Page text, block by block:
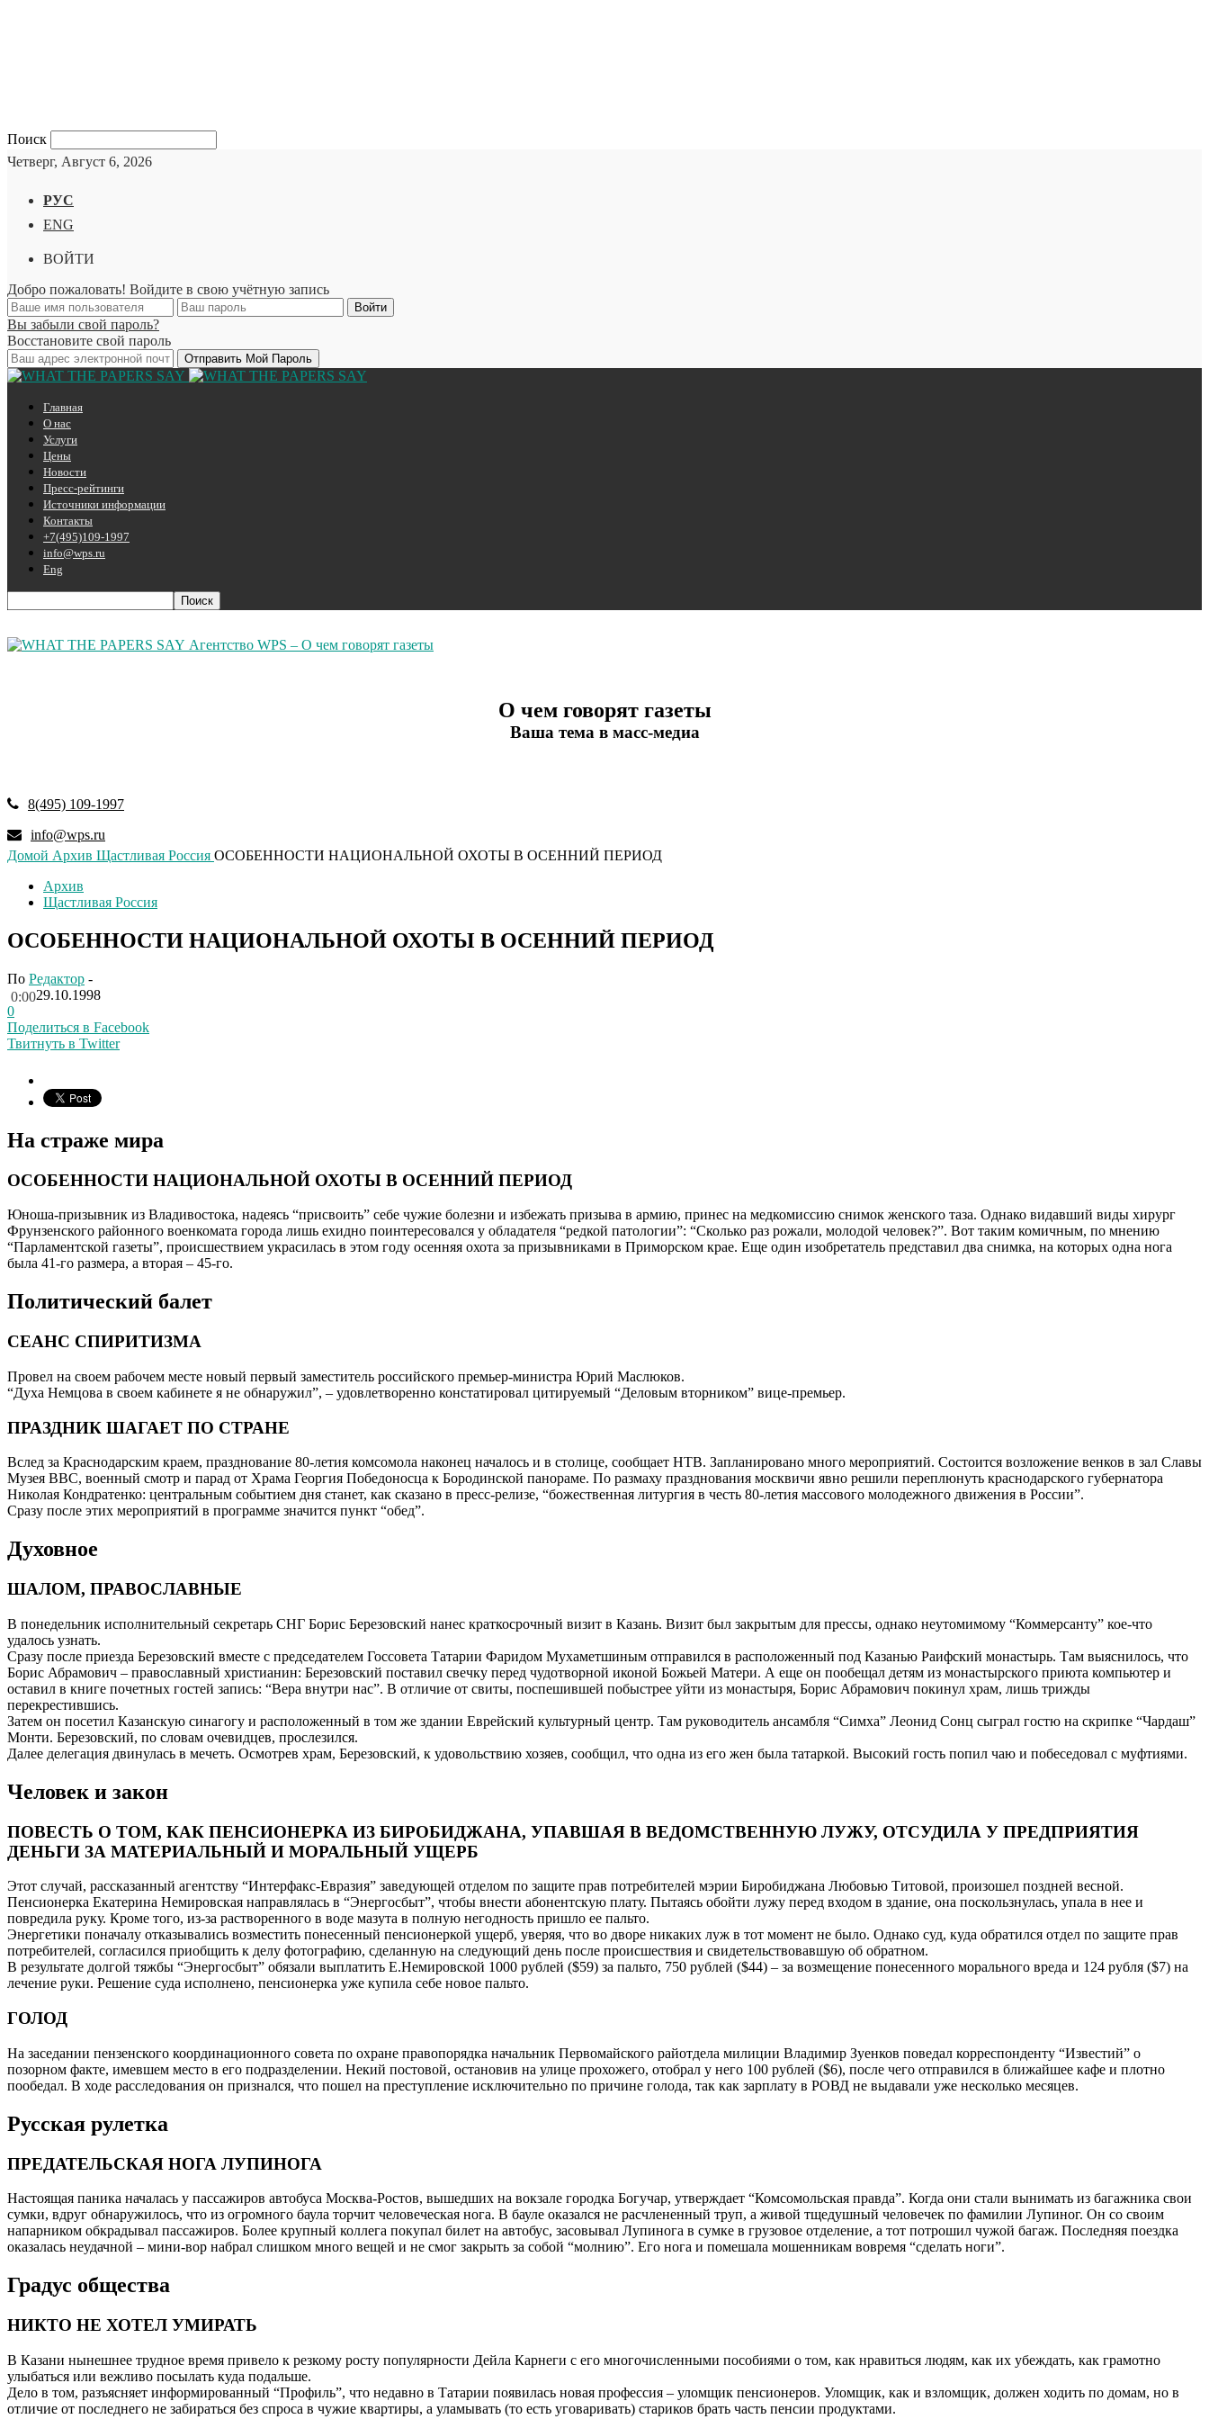
Поиск
Четверг, Август 6, 2026
РУС
ENG
ВОЙТИ
Добро пожаловать! Войдите в свою учётную запись
Вы забыли свой пароль?
Восстановите свой пароль
Главная
О нас
Услуги
Цены
Новости
Пресс-рейтинги
Источники информации
Контакты
+7(495)109-1997
info@wps.ru
Eng
Агентство WPS – О чем говорят газеты
О чем говорят газеты
Ваша тема в масс-медиа
8(495) 109-1997
info@wps.ru
Домой Архив Щастливая Россия ОСОБЕННОСТИ НАЦИОНАЛЬНОЙ ОХОТЫ В ОСЕННИЙ ПЕРИОД
Архив
Щастливая Россия
ОСОБЕННОСТИ НАЦИОНАЛЬНОЙ ОХОТЫ В ОСЕННИЙ ПЕРИОД
По Редактор -
29.10.1998
0:00
0
Поделиться в Facebook
Твитнуть в Twitter
На страже мира
ОСОБЕННОСТИ НАЦИОНАЛЬНОЙ ОХОТЫ В ОСЕННИЙ ПЕРИОД
Юноша-призывник из Владивостока, надеясь “присвоить” себе чужие болезни и избежать призыва в армию, принес на медкомиссию снимок женского таза. Однако видавший виды хирург
Фрунзенского районного военкомата города лишь ехидно поинтересовался у обладателя “редкой патологии”: “Сколько раз рожали, молодой человек?”. Вот таким комичным, по мнению
“Парламентской газеты”, происшествием украсилась в этом году осенняя охота за призывниками в Приморском крае. Еще один изобретатель представил два снимка, на которых одна нога
была 41-го размера, а вторая – 45-го.
Политический балет
СЕАНС СПИРИТИЗМА
Провел на своем рабочем месте новый первый заместитель российского премьер-министра Юрий Маслюков.
“Духа Немцова в своем кабинете я не обнаружил”, – удовлетворенно констатировал цитируемый “Деловым вторником” вице-премьер.
ПРАЗДНИК ШАГАЕТ ПО СТРАНЕ
Вслед за Краснодарским краем, празднование 80-летия комсомола наконец началось и в столице, сообщает НТВ. Запланировано много мероприятий. Состоится возложение венков в зал Славы
Музея ВВС, военный смотр и парад от Храма Георгия Победоносца к Бородинской панораме. По размаху празднования москвичи явно решили переплюнуть краснодарского губернатора
Николая Кондратенко: центральным событием дня станет, как сказано в пресс-релизе, “божественная литургия в честь 80-летия массового молодежного движения в России”.
Сразу после этих мероприятий в программе значится пункт “обед”.
Духовное
ШАЛОМ, ПРАВОСЛАВНЫЕ
В понедельник исполнительный секретарь СНГ Борис Березовский нанес краткосрочный визит в Казань. Визит был закрытым для прессы, однако неутомимому “Коммерсанту” кое-что
удалось узнать.
Сразу после приезда Березовский вместе с председателем Госсовета Татарии Фаридом Мухаметшиным отправился в расположенный под Казанью Раифский монастырь. Там выяснилось, что
Борис Абрамович – православный христианин: Березовский поставил свечку перед чудотворной иконой Божьей Матери. А еще он пообещал детям из монастырского приюта компьютер и
оставил в книге почетных гостей запись: “Вера внутри нас”. В отличие от свиты, поспешившей побыстрее уйти из монастыря, Борис Абрамович покинул храм, лишь трижды
перекрестившись.
Затем он посетил Казанскую синагогу и расположенный в том же здании Еврейский культурный центр. Там руководитель ансамбля “Симха” Леонид Сонц сыграл гостю на скрипке “Чардаш”
Монти. Березовский, по словам очевидцев, прослезился.
Далее делегация двинулась в мечеть. Осмотрев храм, Березовский, к удовольствию хозяев, сообщил, что одна из его жен была татаркой. Высокий гость попил чаю и побеседовал с муфтиями.
Человек и закон
ПОВЕСТЬ О ТОМ, КАК ПЕНСИОНЕРКА ИЗ БИРОБИДЖАНА, УПАВШАЯ В ВЕДОМСТВЕННУЮ ЛУЖУ, ОТСУДИЛА У ПРЕДПРИЯТИЯ
ДЕНЬГИ ЗА МАТЕРИАЛЬНЫЙ И МОРАЛЬНЫЙ УЩЕРБ
Этот случай, рассказанный агентству “Интерфакс-Евразия” заведующей отделом по защите прав потребителей мэрии Биробиджана Любовью Титовой, произошел поздней весной.
Пенсионерка Екатерина Немировская направлялась в “Энергосбыт”, чтобы внести абонентскую плату. Пытаясь обойти лужу перед входом в здание, она поскользнулась, упала в нее и
повредила руку. Кроме того, из-за растворенного в воде мазута в полную негодность пришло ее пальто.
Энергетики поначалу отказывались возместить понесенный пенсионеркой ущерб, уверяя, что во дворе никаких луж в тот момент не было. Однако суд, куда обратился отдел по защите прав
потребителей, согласился приобщить к делу фотографию, сделанную на следующий день после происшествия и свидетельствовавшую об обратном.
В результате долгой тяжбы “Энергосбыт” обязали выплатить Е.Немировской 1000 рублей ($59) за пальто, 750 рублей ($44) – за возмещение понесенного морального вреда и 124 рубля ($7) на
лечение руки. Решение суда исполнено, пенсионерка уже купила себе новое пальто.
ГОЛОД
На заседании пензенского координационного совета по охране правопорядка начальник Первомайского райотдела милиции Владимир Зуенков поведал корреспонденту “Известий” о
позорном факте, имевшем место в его подразделении. Некий постовой, остановив на улице прохожего, отобрал у него 100 рублей ($6), после чего отправился в ближайшее кафе и плотно
пообедал. В ходе расследования он признался, что пошел на преступление исключительно по причине голода, так как зарплату в РОВД не выдавали уже несколько месяцев.
Русская рулетка
ПРЕДАТЕЛЬСКАЯ НОГА ЛУПИНОГА
Настоящая паника началась у пассажиров автобуса Москва-Ростов, вышедших на вокзале городка Богучар, утверждает “Комсомольская правда”. Когда они стали вынимать из багажника свои
сумки, вдруг обнаружилось, что из огромного баула торчит человеческая нога. В бауле оказался не расчлененный труп, а живой тщедушный человечек по фамилии Лупиног. Он со своим
напарником обкрадывал пассажиров. Более крупный коллега покупал билет на автобус, засовывал Лупинога в сумке в грузовое отделение, а тот потрошил чужой багаж. Последняя поездка
оказалась неудачной – мини-вор набрал слишком много вещей и не смог закрыть за собой “молнию”. Его нога и помешала мошенникам вовремя “сделать ноги”.
Градус общества
НИКТО НЕ ХОТЕЛ УМИРАТЬ
В Казани нынешнее трудное время привело к резкому росту популярности Дейла Карнеги с его многочисленными пособиями о том, как нравиться людям, как их убеждать, как грамотно
улыбаться или вежливо посылать куда подальше.
Дело в том, разъясняет информированный “Профиль”, что недавно в Татарии появилась новая профессия – уломщик пенсионеров. Уломщик, как и взломщик, должен ходить по домам, но в
отличие от последнего не забираться без спроса в чужие квартиры, а уламывать (то есть уговаривать) стариков брать часть пенсии продуктами.